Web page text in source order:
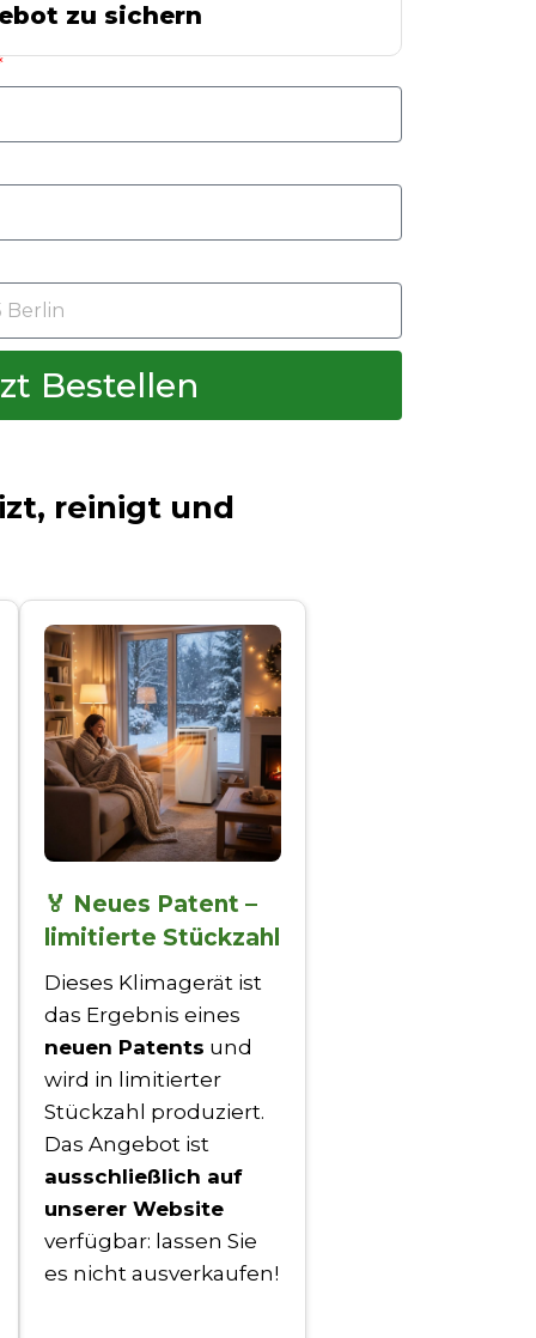
zu sichern
Bestellen
reinigt und
🏅 Neues Patent –
limitierte Stückzahl
Dieses Klimagerät ist
das Ergebnis eines
neuen Patents und
wird in limitierter
Stückzahl produziert.
Das Angebot ist
ausschließlich auf
unserer Website
verfügbar: lassen Sie
es nicht ausverkaufen!